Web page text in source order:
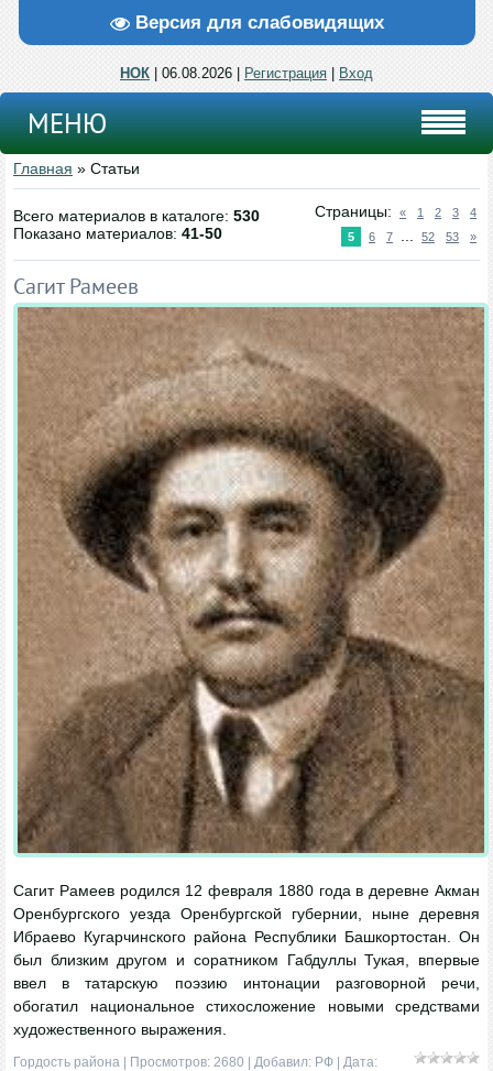
Версия для слабовидящих
НОК | 06.08.2026 | Регистрация Вход
МЕНЮ
Главная » Статьи
Всего материалов в каталоге: 530
Показано материалов: 41-50
Страницы: « 1 2 3
4
5
6 7 52 53 »
Сагит Рамеев
Сагит Рамеев родился 12 февраля 1880 года в деревне Акман
Оренбургского уезда Оренбургской губернии, ныне деревня
Ибраево Кугарчинского района Республики Башкортостан. Он
был близким другом и соратником Габдуллы Тукая, впервые
ввел в татарскую поэзию интонации разговорной речи,
обогатил национальное стихосложение новыми средствами
художественного выражения.
Гордость района | Просмотров: 2680 | Добавил: РФ | Дата: